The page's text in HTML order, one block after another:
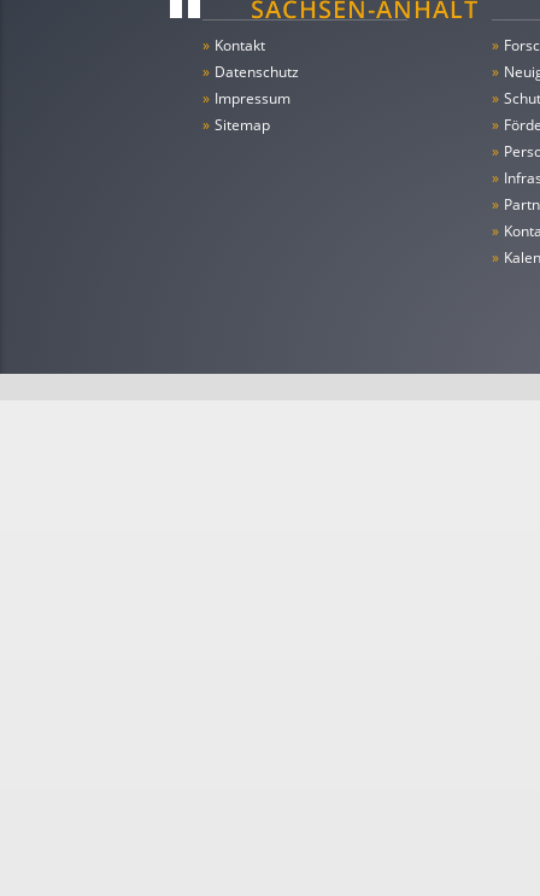
» Kontakt
» Datenschutz
» Impressum
» Sitemap
»
»
»
»
»
»
»
»
»